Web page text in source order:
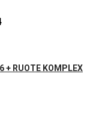
+ RUOTE KOMPLEX